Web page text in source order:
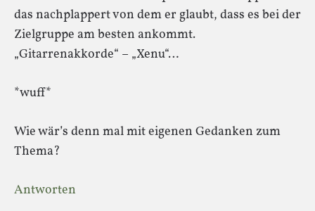
das nachplappert von dem er glaubt, dass es bei der
Zielgruppe am besten ankommt.
„Gitarrenakkorde“ – „Xenu“…
*wuff*
Wie wär’s denn mal mit eigenen Gedanken zum
Thema?
Antworten